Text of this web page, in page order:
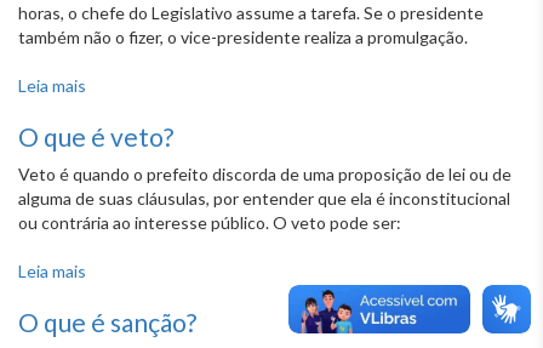
horas, o chefe do Legislativo assume a tarefa. Se o presidente
também não o fizer, o vice-presidente realiza a promulgação.
Leia mais
O que é veto?
Veto é quando o prefeito discorda de uma proposição de lei ou de
alguma de suas cláusulas, por entender que ela é inconstitucional
ou contrária ao interesse público. O veto pode ser:
Leia mais
O que é sanção?